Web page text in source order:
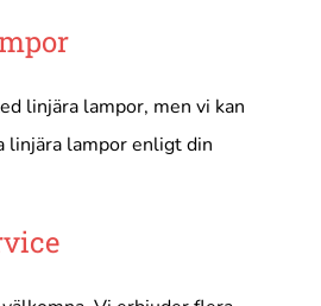
linjära lampor, men vi kan
linjära lampor enligt din